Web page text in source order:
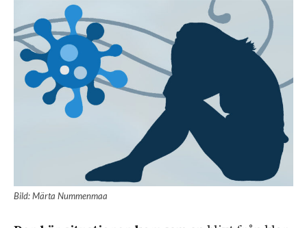
Bild: Märta Nummenmaa